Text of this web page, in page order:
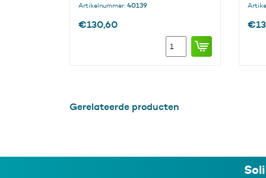
Artikelnummer: 40139
€130,60
Microburst
Assortiment
stuks
€
Gerelateerde producten